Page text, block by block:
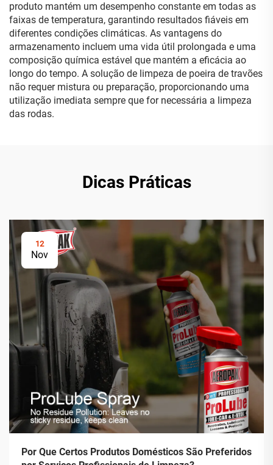
produto mantém um desempenho constante em todas as
faixas de temperatura, garantindo resultados fiáveis em
diferentes condições climáticas. As vantagens do
armazenamento incluem uma vida útil prolongada e uma
composição química estável que mantém a eficácia ao
longo do tempo. A solução de limpeza de poeira de travões
não requer mistura ou preparação, proporcionando uma
utilização imediata sempre que for necessária a limpeza
das rodas.
Dicas Práticas
12
Nov
Por Que Certos Produtos Domésticos São Preferidos